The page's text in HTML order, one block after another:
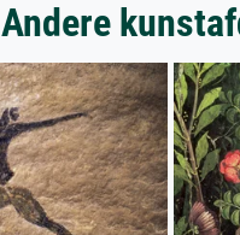
Andere